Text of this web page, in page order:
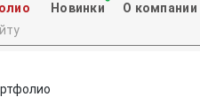
Новинки О компании